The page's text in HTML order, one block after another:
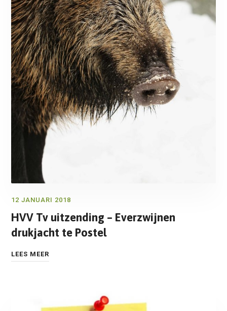
12 JANUARI 2018
HVV Tv uitzending – Everzwijnen
drukjacht te Postel
LEES MEER